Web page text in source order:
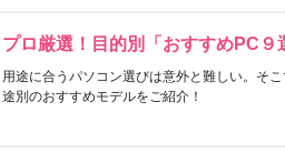
プロ厳選！目的別「おすすめPC９
用途に合うパソコン選びは意外と難しい。そ
途別のおすすめモデルをご紹介！